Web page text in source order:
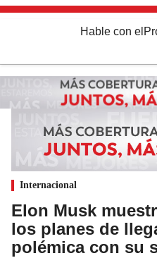
Hable con el
Internacional
Elon Musk
los planes de
polémica con su